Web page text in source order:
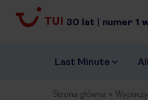
30 lat | numer 1
Last Minute
Strona główna